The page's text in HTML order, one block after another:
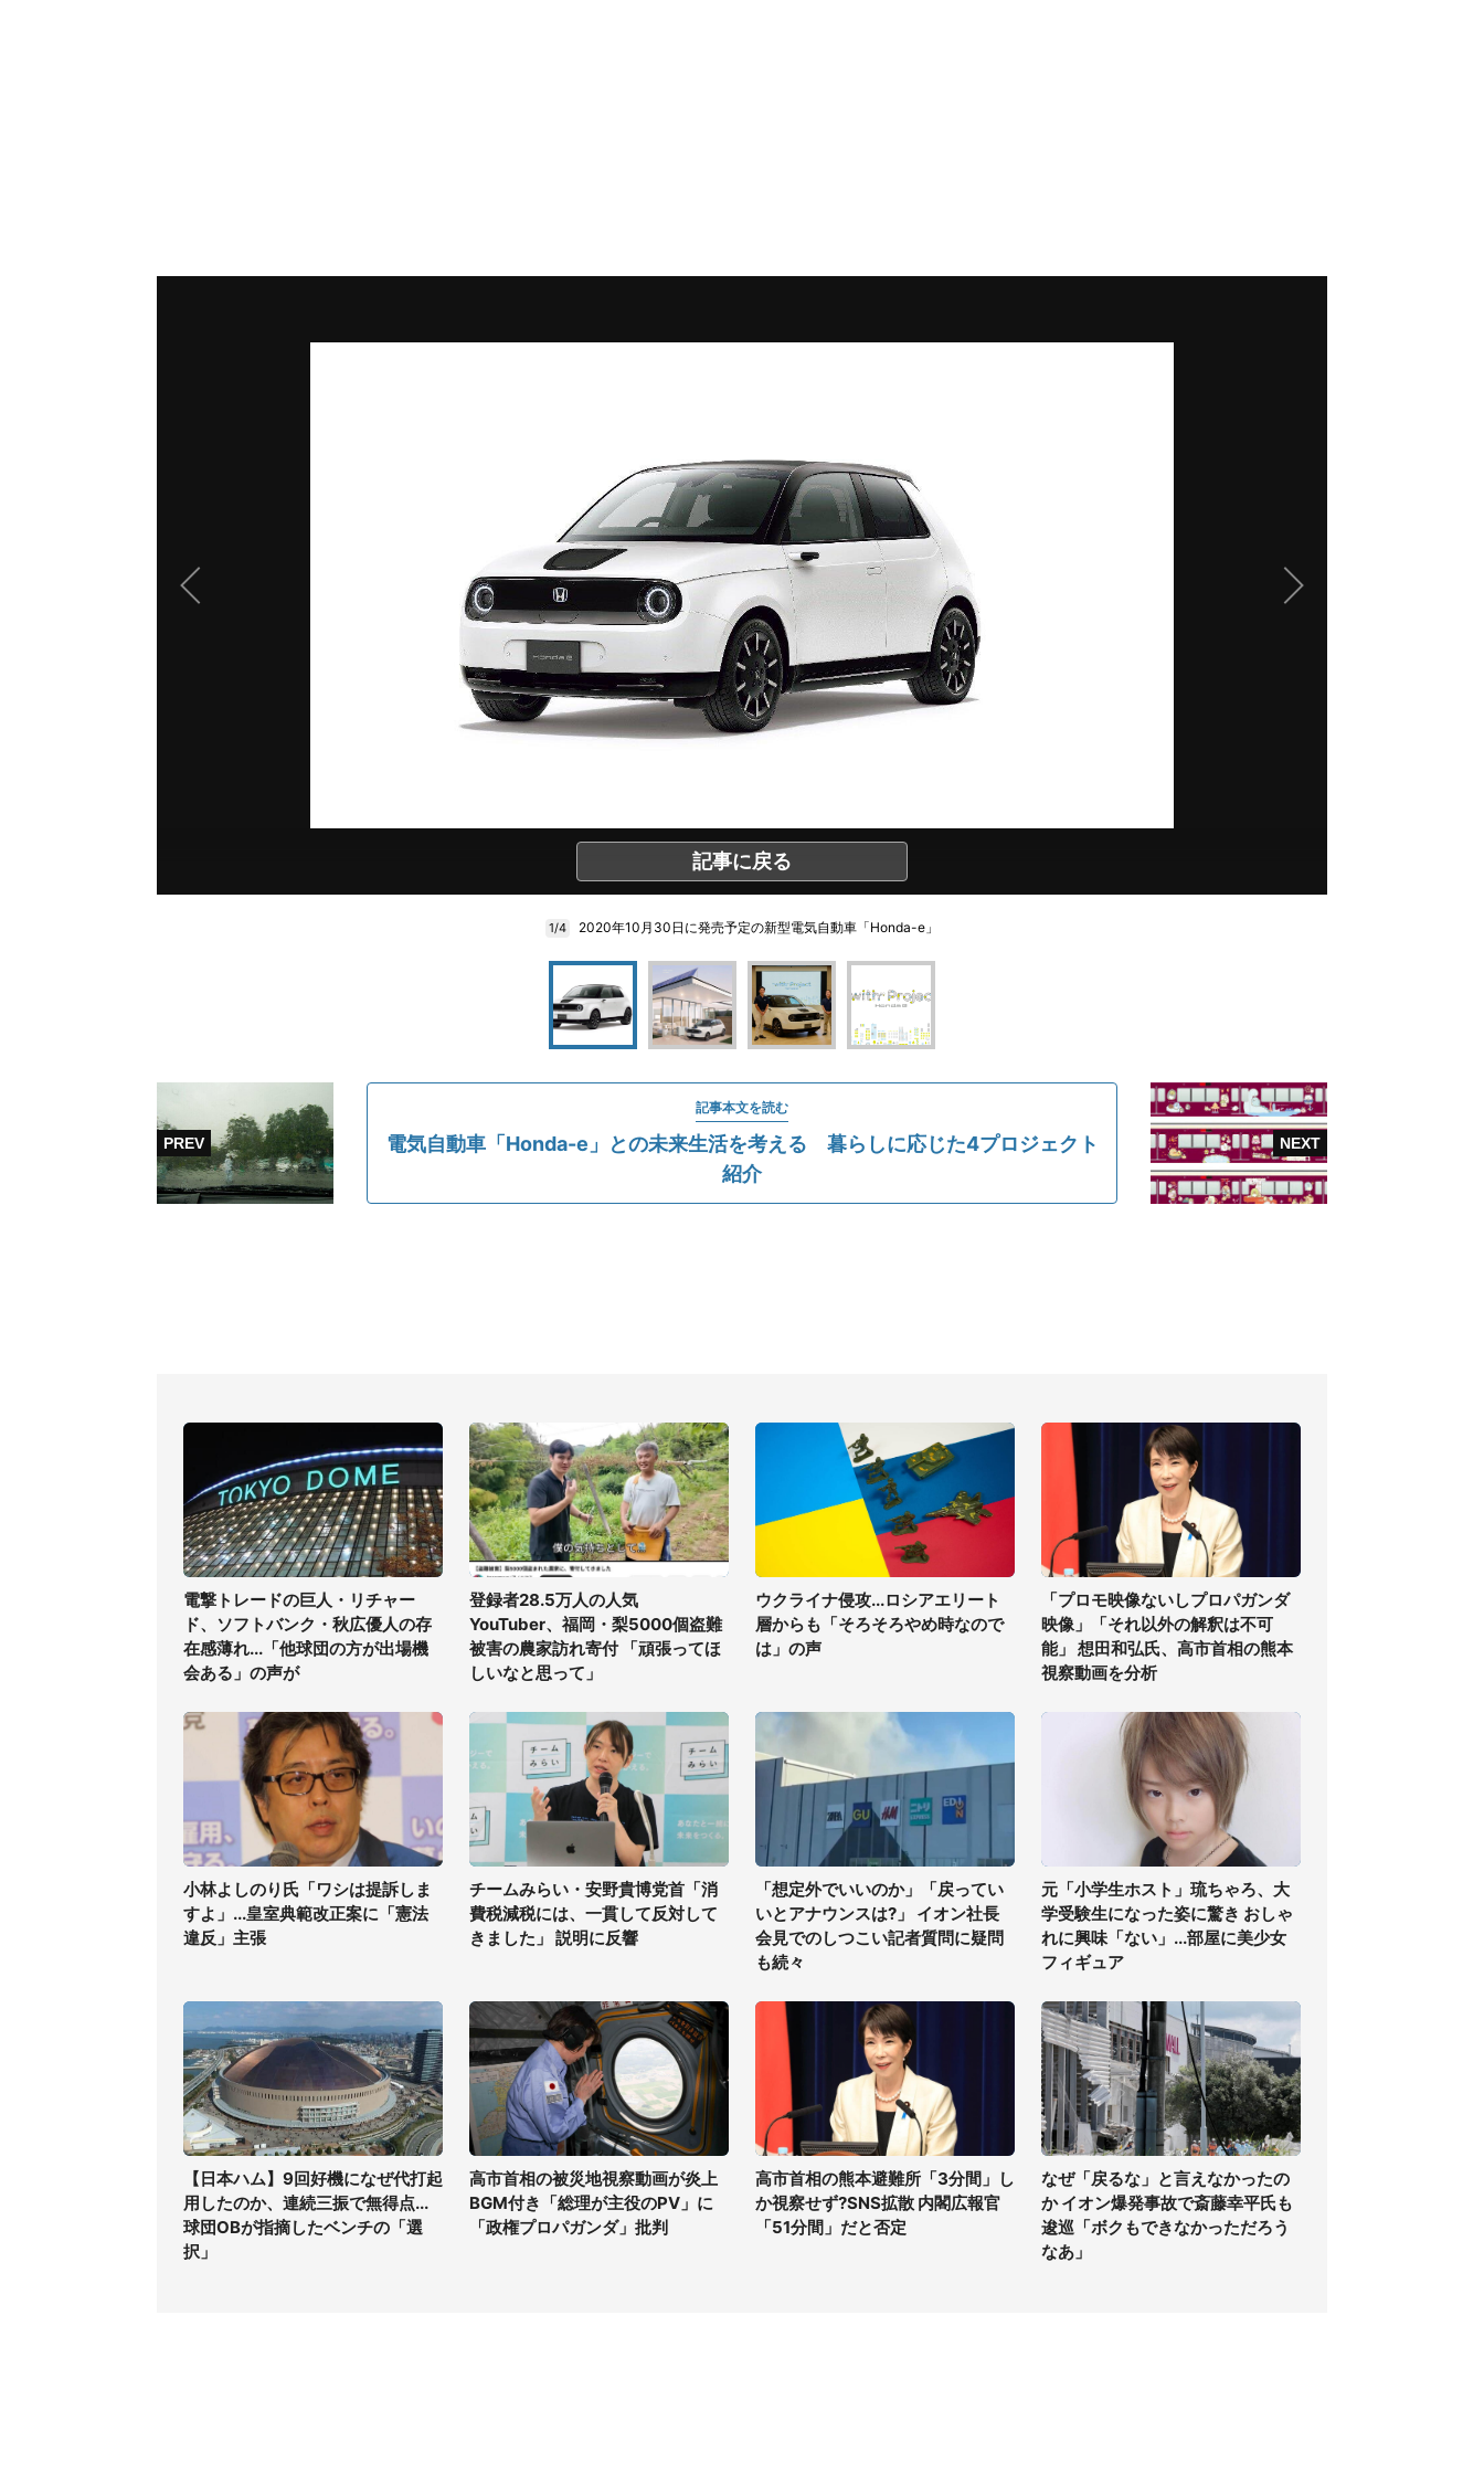
記事に戻る
1/4 2020年10月30日に発売予定の新型電気自動車「Honda-e」
記事本文を読む
電気自動車「Honda-e」との未来生活を考える 暮らしに応じた4プロジェクト
紹介
電撃トレードの巨人・リチャー
ド、ソフトバンク・秋広優人の存
在感薄れ...「他球団の方が出場機
会ある」の声が
登録者28.5万人の人気
YouTuber、福岡・梨5000個盗難
被害の農家訪れ寄付 「頑張ってほ
しいなと思って」
ウクライナ侵攻...ロシアエリート
層からも「そろそろやめ時なので
は」の声
「プロモ映像ないしプロパガンダ
映像」「それ以外の解釈は不可
能」 想田和弘氏、高市首相の熊本
視察動画を分析
小林よしのり氏「ワシは提訴しま
すよ」...皇室典範改正案に「憲法
違反」主張
チームみらい・安野貴博党首「消
費税減税には、一貫して反対して
きました」 説明に反響
「想定外でいいのか」「戻ってい
いとアナウンスは?」 イオン社長
会見でのしつこい記者質問に疑問
も続々
元「小学生ホスト」琉ちゃろ、大
学受験生になった姿に驚き おしゃ
れに興味「ない」...部屋に美少女
フィギュア
【日本ハム】9回好機になぜ代打起
用したのか、連続三振で無得点...
球団OBが指摘したベンチの「選
択」
高市首相の被災地視察動画が炎上
BGM付き「総理が主役のPV」に
「政権プロパガンダ」批判
高市首相の熊本避難所「3分間」し
か視察せず?SNS拡散 内閣広報官
「51分間」だと否定
なぜ「戻るな」と言えなかったの
か イオン爆発事故で斎藤幸平氏も
逡巡「ボクもできなかっただろう
なあ」